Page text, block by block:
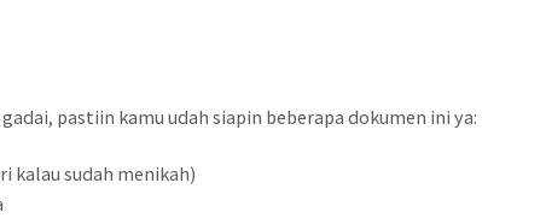
pastiin kamu udah siapin beberapa dokumen ini ya:
kalau sudah menikah)